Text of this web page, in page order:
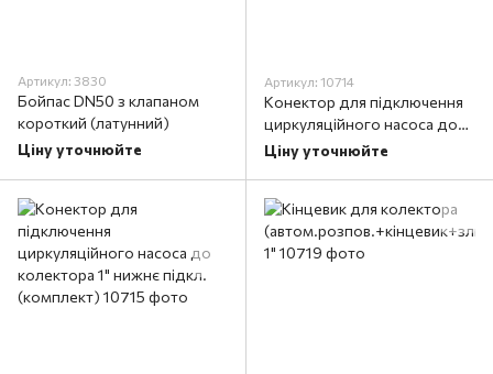
Артикул: 3830
Бойпас DN50 з клапаном
короткий (латунний)
Ціну уточнюйте
Артикул: 10714
Конектор для підключення
циркуляційного насоса до
колектора 1" (комплект)
Ціну уточнюйте